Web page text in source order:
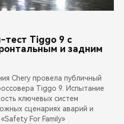
тест Tiggo 9 с
и задним
Chery провела публичный
Tiggo 9. Испытание
ключевых систем
сценариях аварий и
For Family»